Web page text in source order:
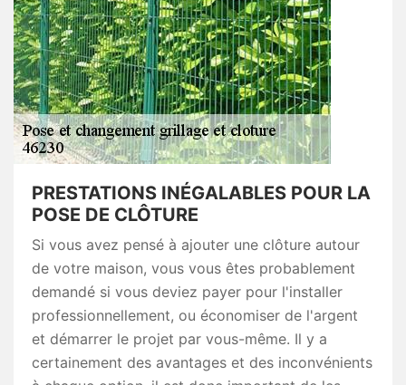
PRESTATIONS INÉGALABLES POUR LA
POSE DE CLÔTURE
Si vous avez pensé à ajouter une clôture autour
de votre maison, vous vous êtes probablement
demandé si vous deviez payer pour l'installer
professionnellement, ou économiser de l'argent
et démarrer le projet par vous-même. Il y a
certainement des avantages et des inconvénients